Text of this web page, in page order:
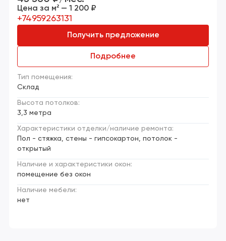
Тип помещения:
Склад
Высота потолков:
3,3 метра
Характеристики отделки/наличие ремонта:
Пол - стяжка, стены - гипсокартон, потолок -
открытый
Наличие и характеристики окон:
помещение без окон
Наличие мебели:
нет
Цена за м² — 1 200 ₽
+74959263131
Получить предложение
Подробнее